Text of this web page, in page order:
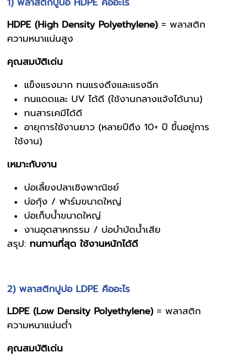
HDPE (High Density Polyethylene) = พลาสติก
ความหนาแน่นสูง
คุณสมบัติเด่น
แข็งแรงมาก ทนแรงดึงและแรงฉีก
ทนแดดและ UV ได้ดี (ใช้งานกลางแจ้งได้นาน)
ทนสารเคมีได้ดี
อายุการใช้งานยาว (หลายปีถึง 10+ ปี ขึ้นอยู่การ
ใช้งาน)
เหมาะกับงาน
บ่อเลี้ยงปลาเชิงพาณิชย์
บ่อกุ้ง / ฟาร์มขนาดใหญ่
บ่อเก็บน้ำขนาดใหญ่
งานอุตสาหกรรม / บ่อบำบัดน้ำเสีย
สรุป: ทนทานที่สุด ใช้งานหนักได้ดี
2) พลาสติกปูบ่อ LDPE คืออะไร
LDPE (Low Density Polyethylene) = พลาสติก
ความหนาแน่นต่ำ
คุณสมบัติเด่น